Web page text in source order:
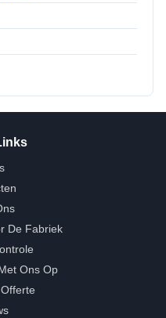
De Fabriek
Ons Op